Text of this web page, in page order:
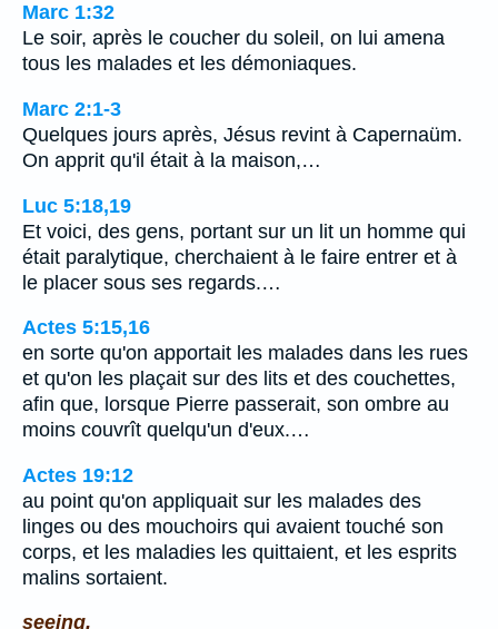
Marc 1:32
Le soir, après le coucher du soleil, on lui amena
tous les malades et les démoniaques.
Marc 2:1-3
Quelques jours après, Jésus revint à Capernaüm.
On apprit qu'il était à la maison,…
Luc 5:18,19
Et voici, des gens, portant sur un lit un homme qui
était paralytique, cherchaient à le faire entrer et à
le placer sous ses regards.…
Actes 5:15,16
en sorte qu'on apportait les malades dans les rues
et qu'on les plaçait sur des lits et des couchettes,
afin que, lorsque Pierre passerait, son ombre au
moins couvrît quelqu'un d'eux.…
Actes 19:12
au point qu'on appliquait sur les malades des
linges ou des mouchoirs qui avaient touché son
corps, et les maladies les quittaient, et les esprits
malins sortaient.
seeing.